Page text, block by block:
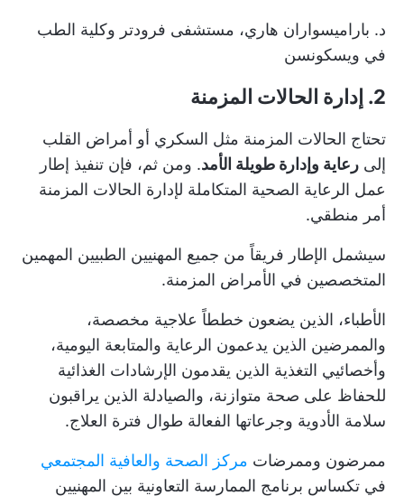
د. باراميسواران هاري، مستشفى فرودتر وكلية الطب
في ويسكونسن
2. إدارة الحالات المزمنة
تحتاج الحالات المزمنة مثل السكري أو أمراض القلب
إلى رعاية وإدارة طويلة الأمد. ومن ثم، فإن تنفيذ إطار
عمل الرعاية الصحية المتكاملة لإدارة الحالات المزمنة
أمر منطقي.
سيشمل الإطار فريقاً من جميع المهنيين الطبيين المهمين
المتخصصين في الأمراض المزمنة.
الأطباء، الذين يضعون خططاً علاجية مخصصة،
والممرضين الذين يدعمون الرعاية والمتابعة اليومية،
وأخصائيي التغذية الذين يقدمون الإرشادات الغذائية
للحفاظ على صحة متوازنة، والصيادلة الذين يراقبون
سلامة الأدوية وجرعاتها الفعالة طوال فترة العلاج.
ممرضون وممرضات مركز الصحة والعافية المجتمعي
في تكساس برنامج الممارسة التعاونية بين المهنيين